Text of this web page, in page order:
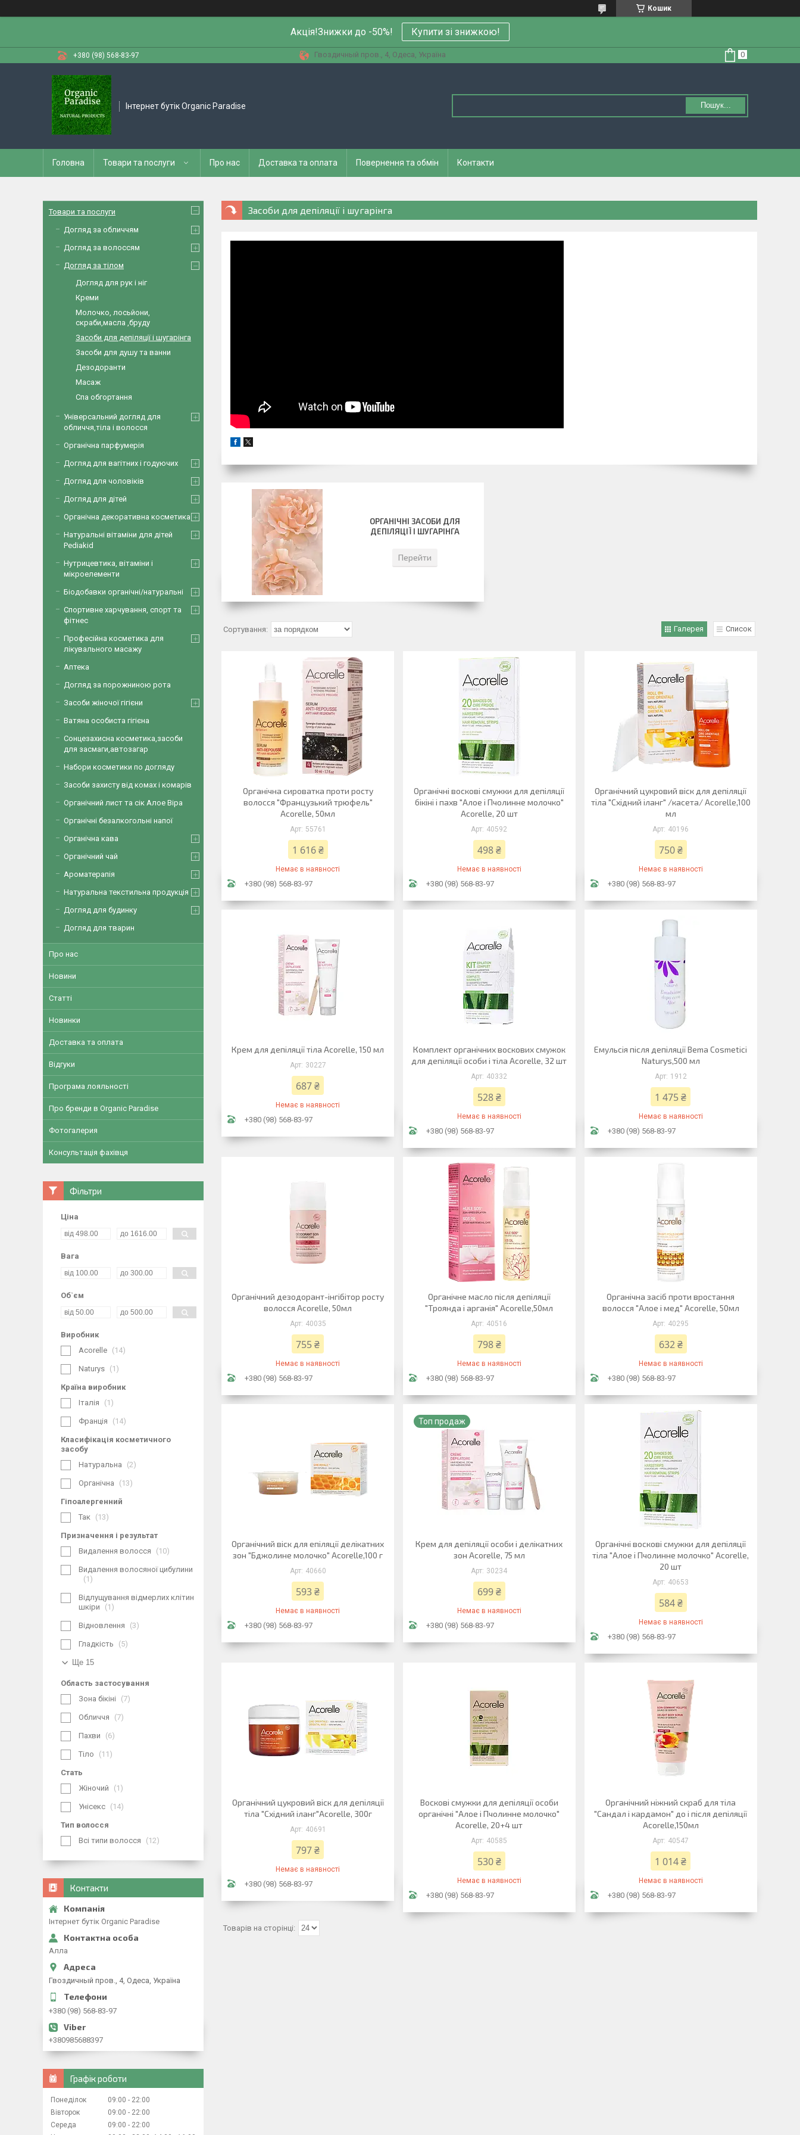
Кошик
Акція!Знижки до -50%! Купити зi знижкою!
+380 (98) 568-83-97 Гвоздичный пров., 4, Одеса, Україна
Інтернет бутік Organic Paradise Пошук...
Головна Товари та послуги Про нас Доставка та оплата Повернення та обмін Контакти
Засоби для депіляції і шугарінга
ОРГАНІЧНІ ЗАСОБИ ДЛЯ
ДЕПІЛЯЦІЇ І ШУГАРІНГА
Перейти
Галерея Список
Органічна сироватка проти росту
волосся "Французький трюфель"
Acorelle, 50мл
55761
1 616 ₴
Немає в наявності
+380 (98) 568-83-97
Органічні воскові смужки для депіляції
бікіні і пахв "Алое і Пчолинне молочко"
Acorelle, 20 шт
40592
498 ₴
Немає в наявності
+380 (98) 568-83-97
Органічний цукровий віск для депіляції
тіла "Східний іланг" /касета/ Acorelle,100
мл
40196
750 ₴
Немає в наявності
+380 (98) 568-83-97
Крем для депіляції тіла Acorelle, 150 мл
30227
687 ₴
Немає в наявності
+380 (98) 568-83-97
Комплект органічних воскових смужок
для депіляції особи і тіла Acorelle, 32 шт
40332
528 ₴
Немає в наявності
+380 (98) 568-83-97
Емульсія після депіляції Bema Cosmetici
Naturys,500 мл
1912
1 475 ₴
Немає в наявності
+380 (98) 568-83-97
Органічний дезодорант-інгібітор росту
волосся Acorelle, 50мл
40035
755 ₴
Немає в наявності
+380 (98) 568-83-97
Органічне масло після депіляції
"Троянда і арганія" Acorelle,50мл
40516
798 ₴
Немає в наявності
+380 (98) 568-83-97
Органічна засіб проти вростання
волосся "Алое і мед" Acorelle, 50мл
40295
632 ₴
Немає в наявності
+380 (98) 568-83-97
Органічний віск для епіляції делікатних
зон "Бджолине молочко" Acorelle,100 г
40660
593 ₴
Немає в наявності
+380 (98) 568-83-97
Топ продаж
Крем для депіляції особи і делікатних
зон Acorelle, 75 мл
30234
699 ₴
Немає в наявності
+380 (98) 568-83-97
Органічні воскові смужки для депіляції
тіла "Алое і Пчолинне молочко" Acorelle,
20 шт
40653
584 ₴
Немає в наявності
+380 (98) 568-83-97
Органічний цукровий віск для депіляції
тіла "Східний іланг"Acorelle, 300г
40691
797 ₴
Немає в наявності
+380 (98) 568-83-97
Воскові смужки для депіляції особи
органічні "Алое і Пчолинне молочко"
Acorelle, 20+4 шт
40585
530 ₴
Немає в наявності
+380 (98) 568-83-97
Органічний ніжний скраб для тіла
"Сандал і кардамон" до і після депіляції
Acorelle,150мл
40547
1 014 ₴
Немає в наявності
+380 (98) 568-83-97
Товари та послуги
Догляд за обличчям
Догляд за волоссям
Догляд за тілом
Догляд для рук і ніг
Креми
Молочко, лосьйони,
скраби,масла ,бруду
Засоби для депіляції і шугарінга
Засоби для душу та ванни
Дезодоранти
Масаж
Спа обгортання
Універсальний догляд для
обличчя,тіла і волосся
Органічна парфумерія
Догляд для вагітних і годуючих
Догляд для чоловіків
Догляд для дітей
Органічна декоративна косметика
Натуральні вітаміни для дітей
Pediakid
Нутрицевтика, вітаміни і
мікроелементи
Біодобавки органічні/натуральні
Спортивне харчування, спорт та
фітнес
Професійна косметика для
лікувального масажу
Аптека
Догляд за порожниною рота
Засоби жіночої гігієни
Ватяна особиста гігієна
Сонцезахисна косметика,засоби
для засмаги,автозагар
Набори косметики по догляду
Засоби захисту від комах і комарів
Органічний лист та сік Алое Віра
Органічні безалкогольні напої
Органічна кава
Органічний чай
Ароматерапія
Натуральна текстильна продукція
Догляд для будинку
Догляд для тварин
Про нас
Новини
Статті
Новинки
Доставка та оплата
Відгуки
Програма лояльності
Про бренди в Organic Paradise
Фотогалерия
Консультація фахівця
Фільтри
Ціна
Вага
Об`єм
Виробник
Acorelle
14
Naturys 1
Країна виробник
Італія
1
Франція 14
Класифікація косметичного
засобу
Натуральна
2
Органічна 13
Гіпоалергенний
Так
13
Призначення і результат
Видалення волосся
10
Видалення волосяної цибулини
1
Відлущування відмерлих клітин
шкіри
1
Відновлення 3
Гладкість 5
Ще 15
Область застосування
Зона бікіні
7
Обличчя 7
Пахви 6
Тіло 11
Стать
Жіночий
1
Унісекс 14
Тип волосся
Всі типи волосся
12
Контакти
Iнтернет бутiк Organic Paradise
Алла
Гвоздичный пров., 4, Одеса, Україна
+380 (98) 568-83-97
+380985688397
Графік роботи
Понеділок 09:00
22:00
Вівторок
09:00
22:00
Середа
09:00
22:00